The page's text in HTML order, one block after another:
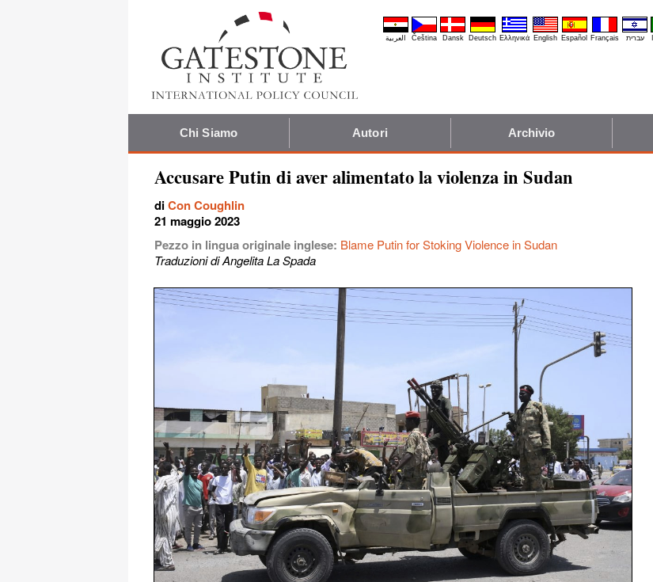
العربية Čeština Dansk Deutsch Ελληνικά English Español Français עברית
Chi Siamo Autori Archivio
Accusare Putin di aver alimentato la violenza in Sudan
diCon Coughlin
21 maggio 2023
Pezzo in lingua originale inglese: Blame Putin for Stoking Violence in Sudan
Traduzioni di Angelita La Spada